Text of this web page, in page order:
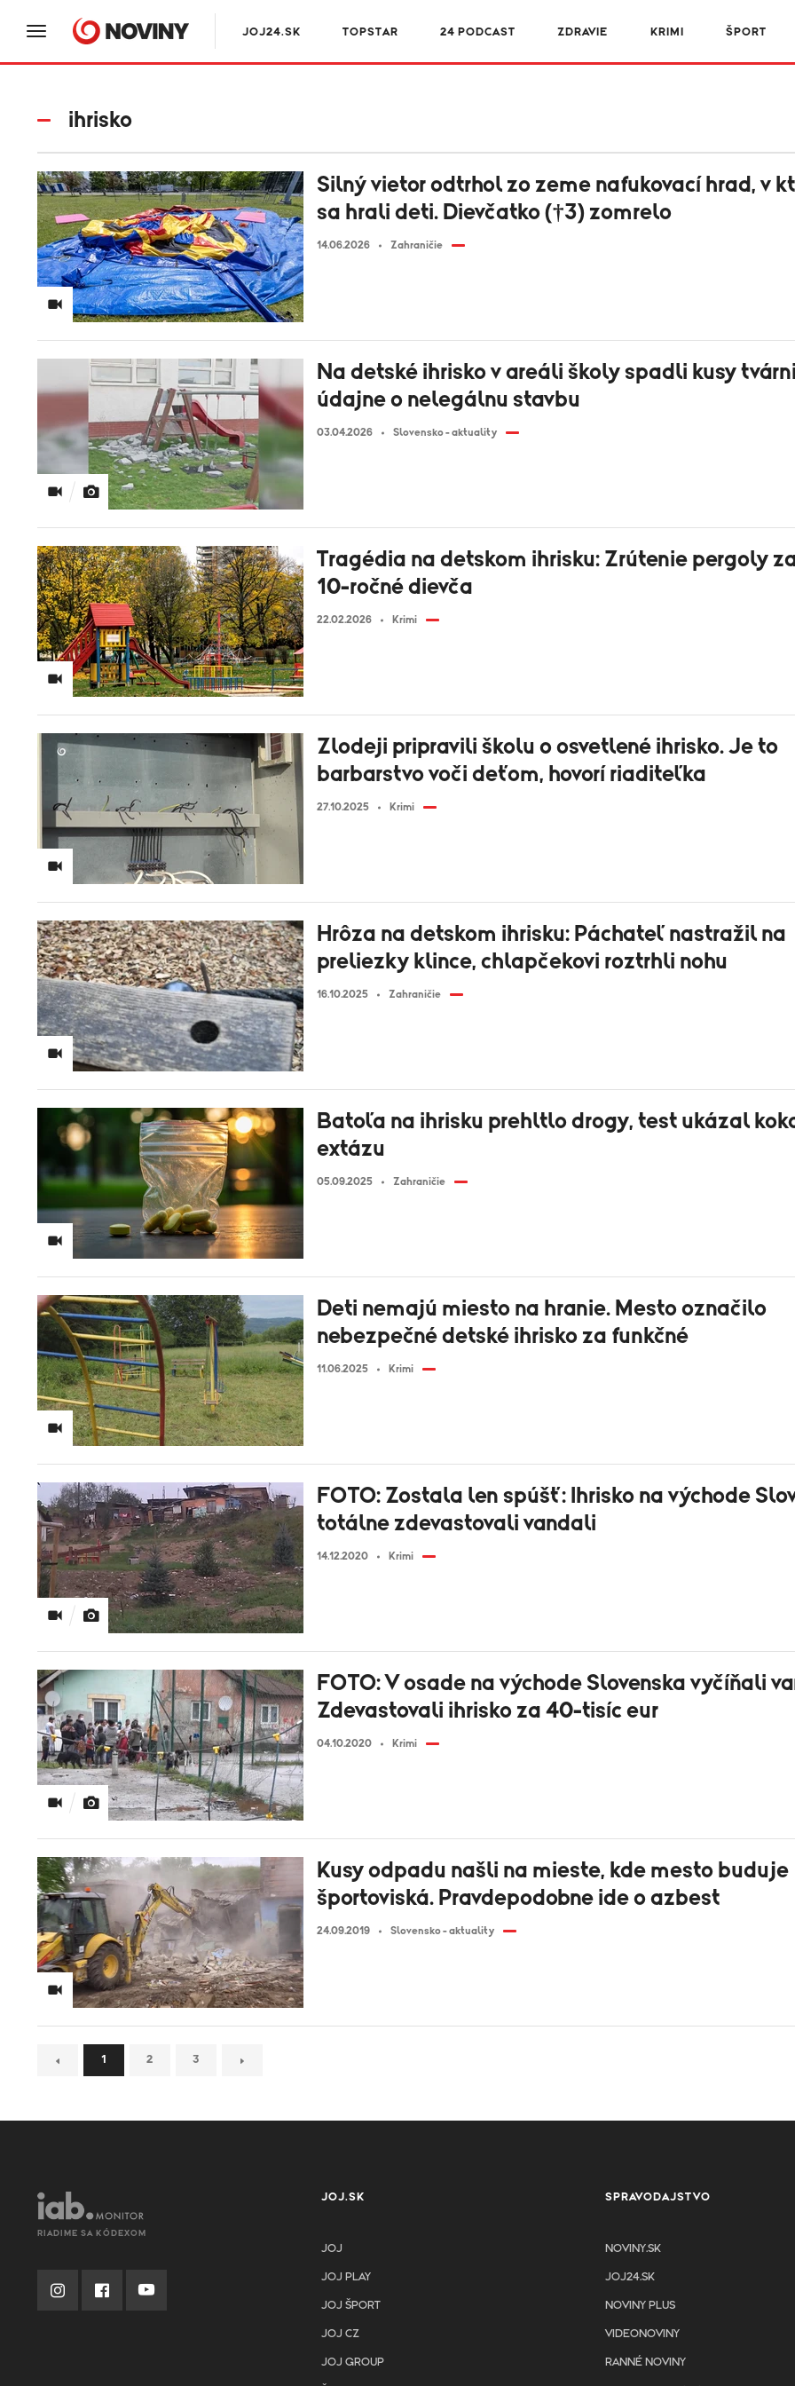
JOJ24.SK TOPSTAR 24 PODCAST ZDRAVIE KRIMI ŠPORT
ihrisko
Silný vietor odtrhol zo zeme nafukovací hrad, v
sa hrali deti. Dievčatko (†3) zomrelo
14.06.2026 Zahraničie
Na detské ihrisko v areáli školy spadli kusy
údajne o nelegálnu stavbu
03.04.2026 Slovensko - aktuality
Tragédia na detskom ihrisku: Zrútenie pergoly
10-ročné dievča
22.02.2026 Krimi
Zlodeji pripravili školu o osvetlené ihrisko. Je to
barbarstvo voči deťom, hovorí riaditeľka
27.10.2025 Krimi
Hrôza na detskom ihrisku: Páchateľ nastražil na
preliezky klince, chlapčekovi roztrhli nohu
16.10.2025 Zahraničie
Batoľa na ihrisku prehltlo drogy, test ukázal
extázu
05.09.2025 Zahraničie
Deti nemajú miesto na hranie. Mesto označilo
nebezpečné detské ihrisko za funkčné
11.06.2025 Krimi
FOTO: Zostala len spúšť: Ihrisko na východe
totálne zdevastovali vandali
14.12.2020 Krimi
FOTO: V osade na východe Slovenska vyčíňali
Zdevastovali ihrisko za 40-tisíc eur
04.10.2020 Krimi
Kusy odpadu našli na mieste, kde mesto buduje
športoviská. Pravdepodobne ide o azbest
24.09.2019 Slovensko - aktuality
1 2 3
RIADIME SA KÓDEXOM
JOJ.SK
JOJ
JOJ PLAY
JOJ ŠPORT
JOJ CZ
JOJ GROUP
SPRAVODAJSTVO
NOVINY.SK
JOJ24.SK
NOVINY PLUS
VIDEONOVINY
RANNÉ NOVINY